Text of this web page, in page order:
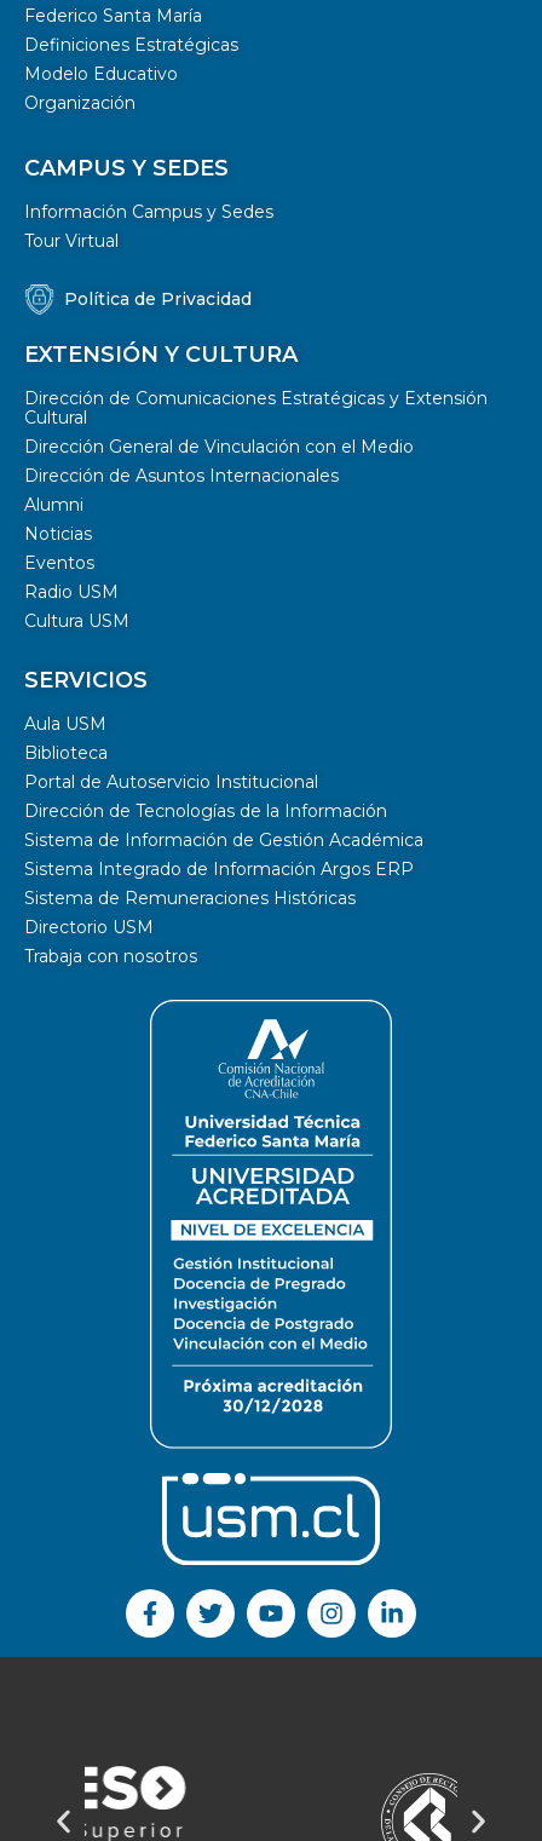
Federico Santa María
Definiciones Estratégicas
Modelo Educativo
Organización
CAMPUS Y SEDES
Información Campus y Sedes
Tour Virtual
Política de Privacidad
EXTENSIÓN Y CULTURA
Dirección de Comunicaciones Estratégicas y Extensión
Cultural
Dirección General de Vinculación con el Medio
Dirección de Asuntos Internacionales
Alumni
Noticias
Eventos
Radio USM
Cultura USM
SERVICIOS
Aula USM
Biblioteca
Portal de Autoservicio Institucional
Dirección de Tecnologías de la Información
Sistema de Información de Gestión Académica
Sistema Integrado de Información Argos ERP
Sistema de Remuneraciones Históricas
Directorio USM
Trabaja con nosotros